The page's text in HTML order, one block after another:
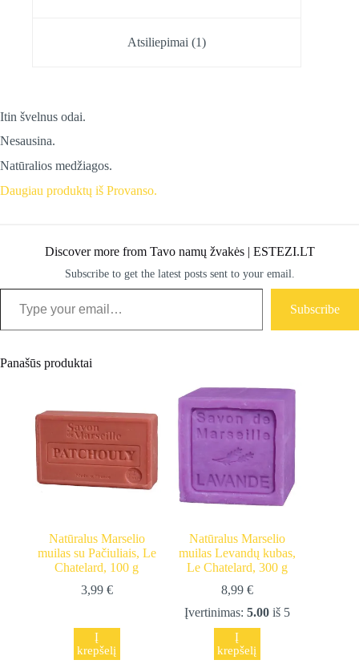
Atsiliepimai (1)
Itin švelnus odai.
Nesausina.
Natūralios medžiagos.
Daugiau produktų iš Provanso.
Discover more from Tavo namų žvakės | ESTEZI.LT
Subscribe to get the latest posts sent to your email.
Type your email…
Subscribe
Panašūs produktai
Natūralus Marselio
muilas su Pačiuliais, Le
Chatelard, 100 g
3,99 €
Į
krepšelį
Natūralus Marselio
muilas Levandų kubas,
Le Chatelard, 300 g
8,99 €
Įvertinimas: 5.00iš 5
Į
krepšelį